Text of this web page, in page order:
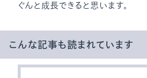
ぐんと成長できると思います。
こんな記事も読まれています